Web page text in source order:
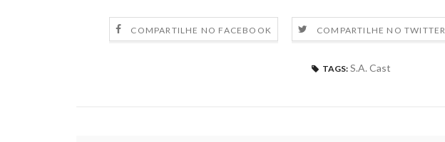
COMPARTILHE NO FACEBOOK COMPARTILHE NO TWITTER
TAGS: S.A. Cast